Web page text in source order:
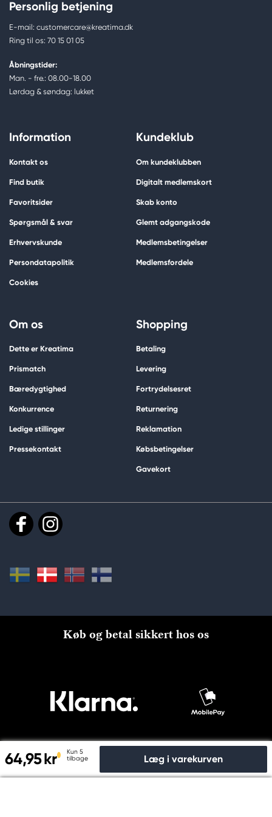
64,95 kr
Kun 5
tilbage
Læg i varekurven
Personlig betjening
E-mail: customercare@kreatima.dk
Ring til os: 70 15 01 05
Åbningstider:
Man. - fre.: 08.00-18.00
Lørdag & søndag: lukket
Information
Kontakt os
Find butik
Favoritsider
Spørgsmål & svar
Erhvervskunde
Persondatapolitik
Cookies
Kundeklub
Om kundeklubben
Digitalt medlemskort
Skab konto
Glemt adgangskode
Medlemsbetingelser
Medlemsfordele
Om os
Dette er Kreatima
Prismatch
Bæredygtighed
Konkurrence
Ledige stillinger
Pressekontakt
Shopping
Betaling
Levering
Fortrydelsesret
Returnering
Reklamation
Købsbetingelser
Gavekort
Køb og betal sikkert hos os